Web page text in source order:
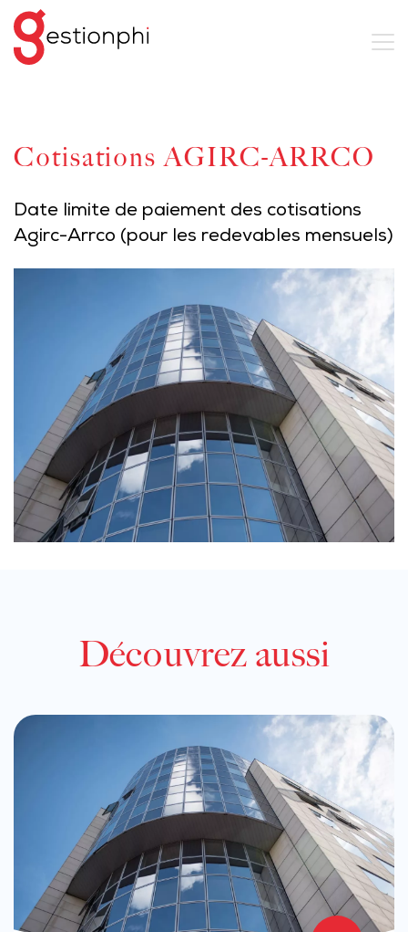
Cotisations AGIRC-ARRCO
Date limite de paiement des cotisations
Agirc-Arrco (pour les redevables mensuels)
Découvrez aussi